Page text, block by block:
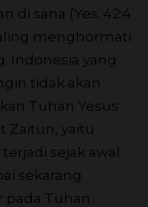
di sana (Yes. 42:4
menghormati
Indonesia yang
tidak akan
Tuhan Yesus
Zaitun, yaitu
sejak awal
sekarang
pada Tuhan.